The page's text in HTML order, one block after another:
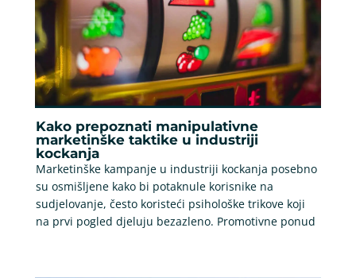
Kako prepoznati manipulativne
marketinške taktike u industriji
kockanja
Marketinške kampanje u industriji kockanja posebno
su osmišljene kako bi potaknule korisnike na
sudjelovanje, često koristeći psihološke trikove koji
na prvi pogled djeluju bezazleno. Promotivne ponud